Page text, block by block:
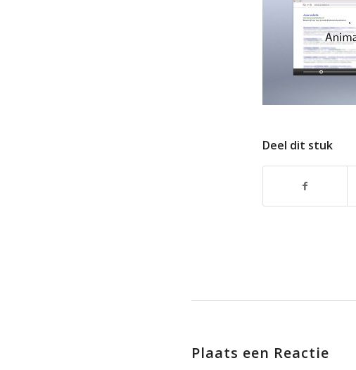
Deel dit stuk
Plaats een Reactie